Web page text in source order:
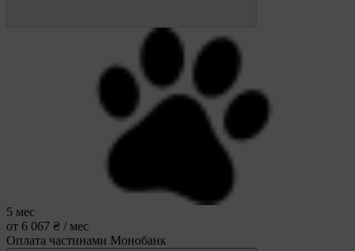
5 мес
от 6 067 ₴ / мес
Оплата частинами Монобанк